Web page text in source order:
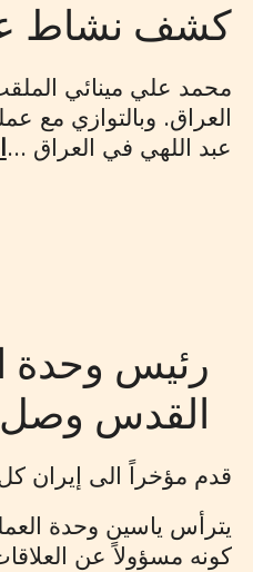
كشف نشاط عناصر
عبد اللهي في العراق ...
رئيس وحدة
القدس وصل
قدم مؤخراً الى إيران
يترأس ياسين وحدة
كونه مسؤولاً عن